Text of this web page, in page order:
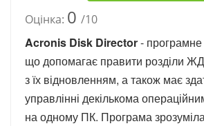
Оцінка: 0 /10
Acronis Disk Director-
що допомагає правити розділи
з їх відновленням, а також має
управлінні декількома
на одному ПК. Програма